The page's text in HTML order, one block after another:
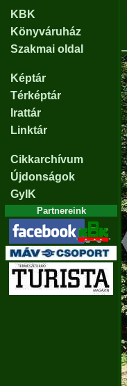
KBK
Könyváruház
Szakmai oldal
Képtár
Térképtár
Irattár
Linktár
Cikkarchívum
Újdonságok
GyIK
Partnereink